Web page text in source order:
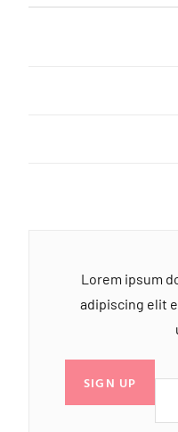
Lorem ipsum
adipiscing elit
SIGN UP